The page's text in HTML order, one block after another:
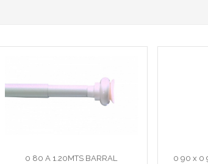
0 80 A 1.20MTS BARRAL
0 90 x 0